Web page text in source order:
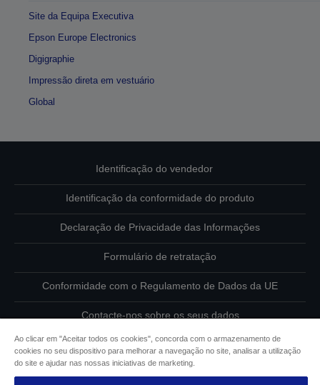
Site da Equipa Executiva
Epson Europe Electronics
Digigraphie
Impressão direta em vestuário
Global
Identificação do vendedor
Identificação da conformidade do produto
Declaração de Privacidade das Informações
Formulário de retratação
Conformidade com o Regulamento de Dados da UE
Contacte-nos sobre os seus dados
Informações sobre cookies
Ao clicar em "Aceitar todos os cookies", concorda com o armazenamento de
cookies no seu dispositivo para melhorar a navegação no site, analisar a utilização
do site e ajudar nas nossas iniciativas de marketing.